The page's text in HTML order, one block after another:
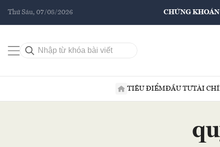
Thứ Sáu, 07/08/2026 CHỨNG KHOÁN
TIÊU ĐIỂMĐẦU TƯTÀI